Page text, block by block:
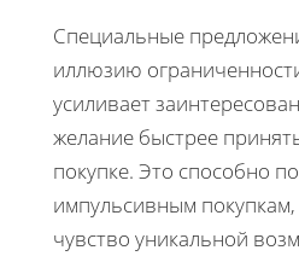
Специальные
иллюзию
усиливает
желание быстрее
покупке. Это способно
импульсивным покупкам,
чувство уникальной